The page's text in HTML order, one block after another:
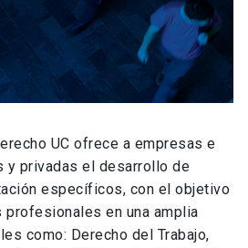
UC ofrece a empresas e
y privadas el desarrollo de
específicos, con el objetivo
en una amplia
como: Derecho del Trabajo,